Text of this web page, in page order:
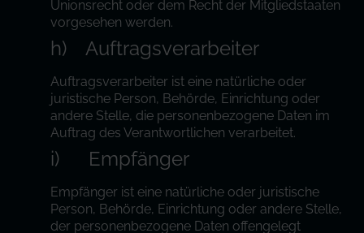
Unionsrecht oder dem Recht der Mitgliedstaaten
vorgesehen werden.
h) Auftragsverarbeiter
Auftragsverarbeiter ist eine natürliche oder
juristische Person, Behörde, Einrichtung oder
andere Stelle, die personenbezogene Daten im
Auftrag des Verantwortlichen verarbeitet.
i) Empfänger
Empfänger ist eine natürliche oder juristische
Person, Behörde, Einrichtung oder andere Stelle,
der personenbezogene Daten offengelegt